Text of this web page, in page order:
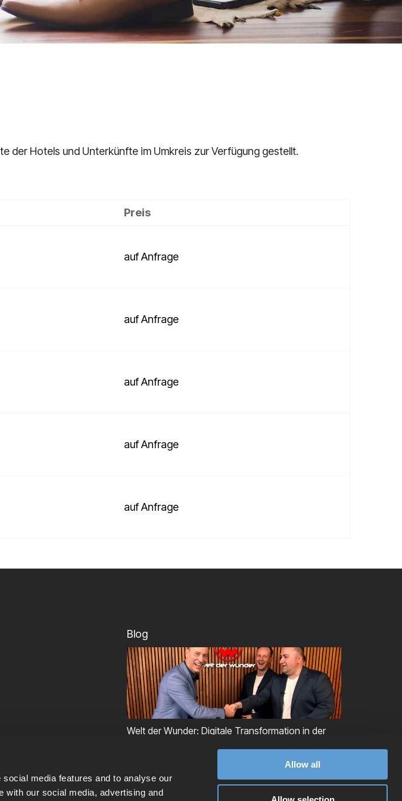
media features and to analyse our
with our social media, advertising and
Allow all
der Hotels und Unterkünfte im Umkreis zur Verfügung gestellt.
Preis
auf Anfrage
auf Anfrage
auf Anfrage
auf Anfrage
auf Anfrage
Blog
Welt der Wunder: Digitale Transformation in der